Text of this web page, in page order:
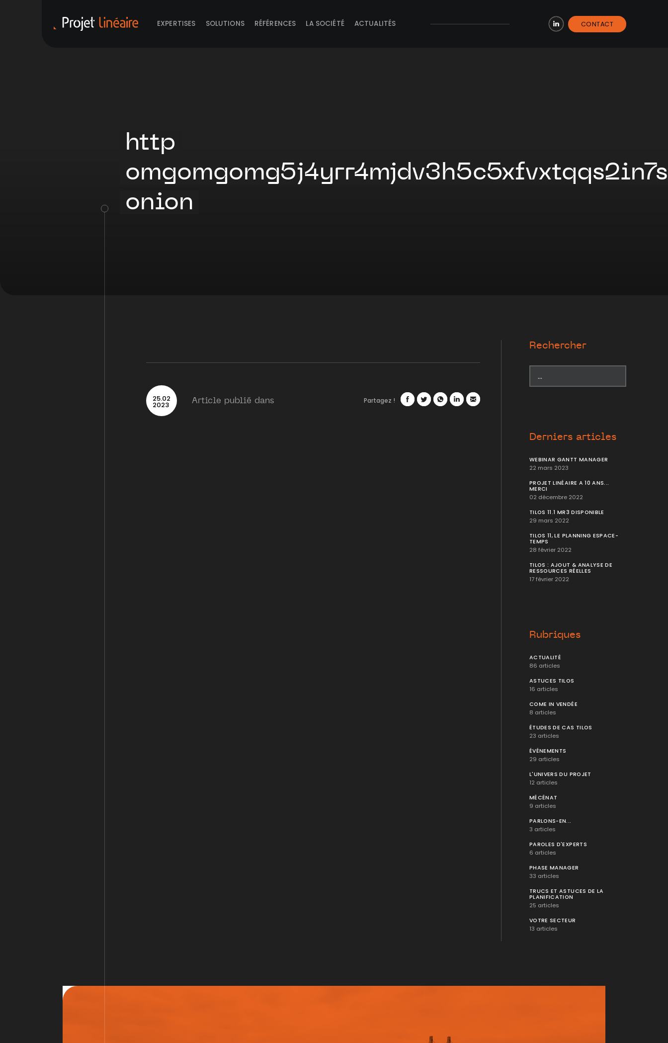
EXPERTISES SOLUTIONS RÉFÉRENCES LA SOCIÉTÉ ACTUALITÉS CONTACT
http
onion
25.02
2023 Article publié dans Partagez !
Rechercher
Derniers articles
WEBINAR GANTT MANAGER
22 mars 2023
PROJET LINÉAIRE A 10 ANS...
MERCI
02 décembre 2022
TILOS 11.1 MR3 DISPONIBLE
29 mars 2022
TILOS 11, LE PLANNING ESPACE-
TEMPS
28 février 2022
TILOS : AJOUT & ANALYSE DE
RESSOURCES RÉELLES
17 février 2022
Rubriques
ACTUALITÉ
86 articles
ASTUCES TILOS
16 articles
COME IN VENDÉE
8 articles
ÉTUDES DE CAS TILOS
23 articles
ÉVÉNEMENTS
29 articles
L'UNIVERS DU PROJET
12 articles
MÉCÉNAT
9 articles
PARLONS-EN...
3 articles
PAROLES D'EXPERTS
6 articles
PHASE MANAGER
33 articles
TRUCS ET ASTUCES DE LA
PLANIFICATION
25 articles
VOTRE SECTEUR
13 articles